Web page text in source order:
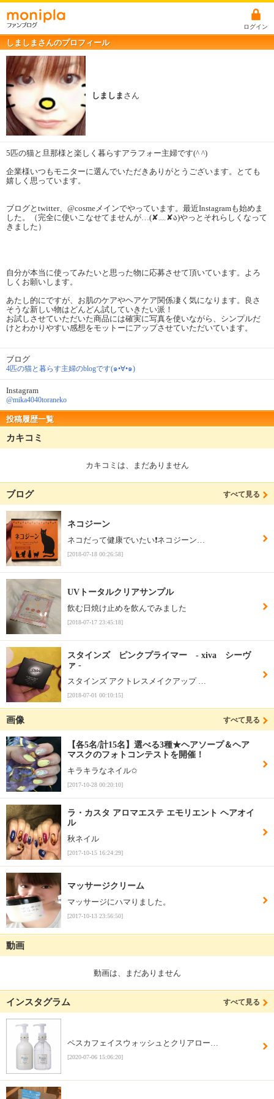
ログイン
しましまさんのプロフィール
しましま さん
5匹の猫と旦那様と楽しく暮らすアラフォー主婦です(^ ^)
企業様いつもモニターに選んでいただきありがとうございます。とても
嬉しく思っています。
ブログとtwitter、@cosmeメインでやっています。最近Instagramも始めま
した。（完全に使いこなせてませんが…(✘﹏✘ა)やっとそれらしくなって
きました）
自分が本当に使ってみたいと思った物に応募させて頂いています。よろ
しくお願いします。
あたし的にですが、お肌のケアやヘアケア関係凄く気になります。良さ
そうな新しい物はどんどん試していきたい派！
お試しさせていただいた商品には確実に写真を使いながら、シンプルだ
けとわかりやすい感想をモットーにアップさせていただいています。
ブログ
4匹の猫と暮らす主婦のblogです(๑•∀•๑)
Instagram
@mika4040toraneko
投稿履歴一覧
カキコミ
カキコミは、まだありません
ブログ すべて見る
ネコジーン
ネコだって健康でいたい❗️ネコジーン…
[2018-07-18 00:26:58]
UVトータルクリアサンプル
飲む日焼け止めを飲んでみました
[2018-07-17 23:45:18]
スタインズ ピンクプライマー - xiva シーヴ
ァ -
スタインズ アクトレスメイクアップ …
[2018-07-01 00:10:15]
画像 すべて見る
【各5名/計15名】選べる3種★ヘアソープ＆ヘア
マスクのフォトコンテストを開催！
キラキラなネイル✩
[2017-10-28 00:20:10]
ラ・カスタ アロマエステ エモリエント ヘアオイ
ル
秋ネイル
[2017-10-15 16:24:29]
マッサージクリーム
マッサージにハマりました。
[2017-10-13 23:56:50]
動画
動画は、まだありません
インスタグラム すべて見る
ペスカフェイスウォッシュとクリアロー…
[2020-07-06 15:06:20]